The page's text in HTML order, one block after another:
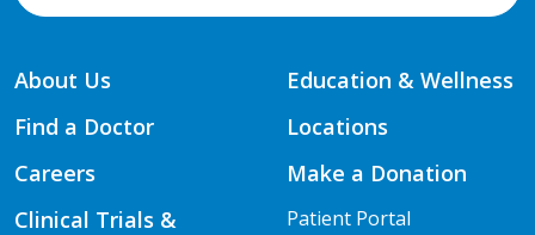
About Us
Find a Doctor
Careers
Clinical Trials &
Education & Wellness
Locations
Make a Donation
Patient Portal